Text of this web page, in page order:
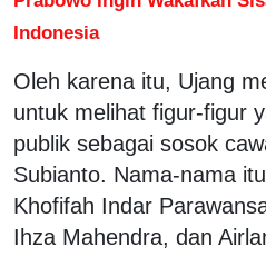
Indonesia
Oleh karena itu, Ujang
untuk melihat figur-figur
publik sebagai sosok
Subianto. Nama-nama
Khofifah Indar
Ihza Mahendra, dan